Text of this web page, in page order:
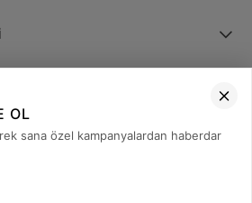
473 08 08
OL
sana özel kampanyalardan haberdar